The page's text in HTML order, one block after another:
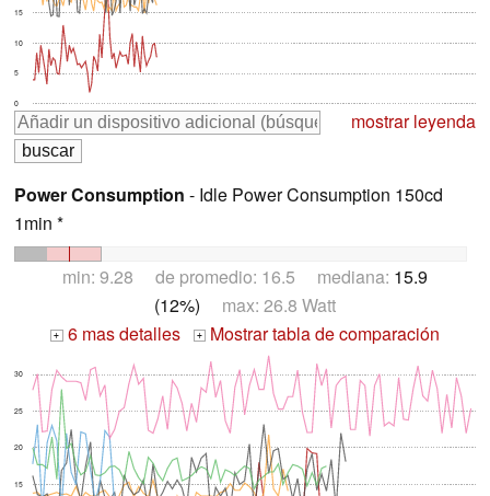
0
5
10
15
mostrar leyenda
Power Consumption - Idle Power Consumption 150cd
1min *
min: 9.28 de promedio: 16.5 mediana: 15.9
(12%) max: 26.8 Watt
+ 6 mas detalles + Mostrar tabla de comparación
15
20
25
30